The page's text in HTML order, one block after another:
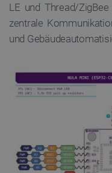
LE und Thread/
zentrale
und
wesentliche
die unbedingt
Website nicht